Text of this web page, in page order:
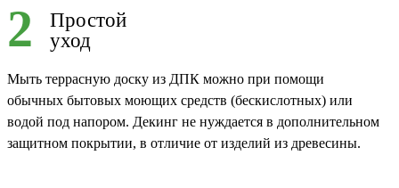
2
Простой
уход
Мыть террасную доску из ДПК можно при помощи
обычных бытовых моющих средств (бескислотных) или
водой под напором. Декинг не нуждается в дополнительном
защитном покрытии, в отличие от изделий из древесины.